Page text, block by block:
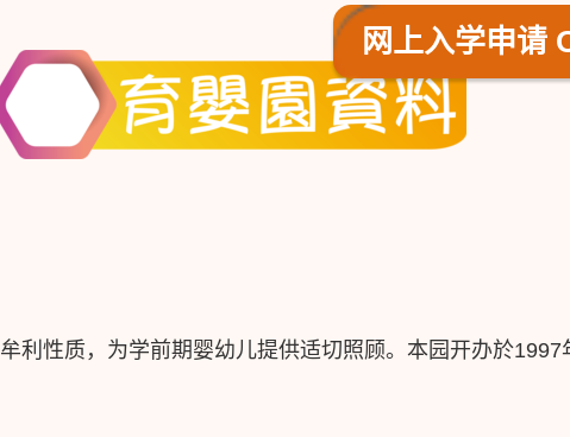
网上入学申
利性质，为学前期婴幼儿提供适切照顾。本园开办於